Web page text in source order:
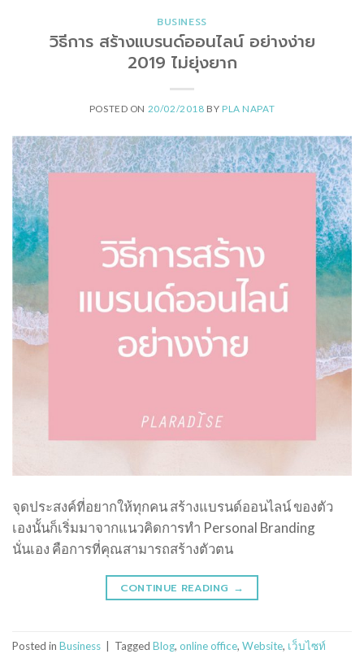
BUSINESS
วิธีการ สร้างแบรนด์ออนไลน์ อย่างง่าย
2019 ไม่ยุ่งยาก
POSTED ON 20/02/2018 BY PLA NAPAT
จุดประสงค์ที่อยากให้ทุกคน สร้างแบรนด์ออนไลน์ ของตัว
เองนั้นก็เริ่มมาจากแนวคิดการทำ Personal Branding
นั่นเอง คือการที่คุณสามารถสร้างตัวตน
CONTINUE READING →
Posted in Business Tagged Blog, online office, Website, เว็บไซท์